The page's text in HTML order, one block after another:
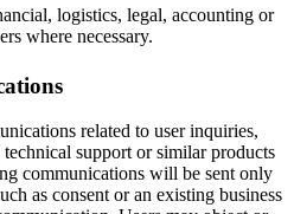
logistics, legal, accounting or
where necessary.
related to user inquiries,
support or similar products
communications will be sent only
as consent or an existing business